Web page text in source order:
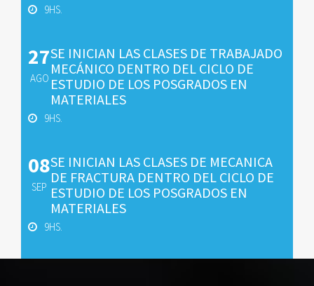
9HS.
27
AGO
SE INICIAN LAS CLASES DE TRABAJADO
MECÁNICO DENTRO DEL CICLO DE
ESTUDIO DE LOS POSGRADOS EN
MATERIALES
9HS.
08
SEP
SE INICIAN LAS CLASES DE MECANICA
DE FRACTURA DENTRO DEL CICLO DE
ESTUDIO DE LOS POSGRADOS EN
MATERIALES
9HS.